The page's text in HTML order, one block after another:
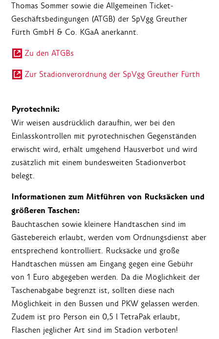
Thomas Sommer sowie die Allgemeinen Ticket-
Geschäftsbedingungen (ATGB) der SpVgg Greuther
Fürth GmbH & Co. KGaA anerkannt.
Zu den ATGBs
Zur Stadionverordnung der SpVgg Greuther Fürth
Pyrotechnik:
Wir weisen ausdrücklich daraufhin, wer bei den
Einlasskontrollen mit pyrotechnischen Gegenständen
erwischt wird, erhält umgehend Hausverbot und wird
zusätzlich mit einem bundesweiten Stadionverbot
belegt.
Informationen zum Mitführen von Rucksäcken und
größeren Taschen:
Bauchtaschen sowie kleinere Handtaschen sind im
Gästebereich erlaubt, werden vom Ordnungsdienst aber
entsprechend kontrolliert. Rucksäcke und große
Handtaschen müssen am Eingang gegen eine Gebühr
von 1 Euro abgegeben werden. Da die Möglichkeit der
Taschenabgabe begrenzt ist, sollten diese nach
Möglichkeit in den Bussen und PKW gelassen werden.
Zudem ist pro Person ein 0,5 l TetraPak erlaubt,
Flaschen jeglicher Art sind im Stadion verboten!